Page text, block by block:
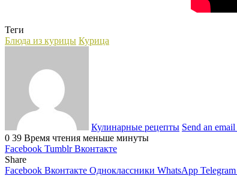
Теги
Блюда из курицы Курица
Кулинарные рецепты Send an email
0 39 Время чтения меньше минуты
Facebook Tumblr Вконтакте
Share
Facebook Вконтакте Одноклассники WhatsApp Telegram